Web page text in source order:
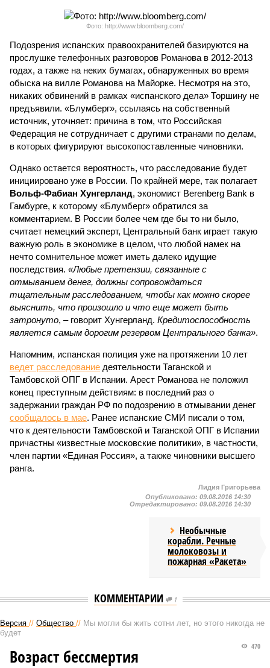
Фото: http://www.bloomberg.com/
Подозрения испанских правоохранителей базируются на
прослушке телефонных разговоров Романова в 2012-2013
годах, а также на неких бумагах, обнаруженных во время
обыска на вилле Романова на Майорке. Несмотря на это,
никаких обвинений в рамках «испанского дела» Торшину не
предъявили. «Блумберг», ссылаясь на собственный
источник, уточняет: причина в том, что Российская
Федерация не сотрудничает с другими странами по делам,
в которых фигурируют высокопоставленные чиновники.
Однако остается вероятность, что расследование будет
инициировано уже в России. По крайней мере, так полагает
Вольф-Фабиан Хунгерланд, экономист Berenberg Bank в
Гамбурге, к которому «Блумберг» обратился за
комментарием. В России более чем где бы то ни было,
считает немецкий эксперт, Центральный банк играет такую
важную роль в экономике в целом, что любой намек на
нечто сомнительное может иметь далеко идущие
последствия. «Любые претензии, связанные с
отмыванием денег, должны сопровождаться
тщательным расследованием, чтобы как можно скорее
выяснить, что произошло и что еще может быть
затронуто, – говорит Хунгерланд. Кредитоспособность
является самым дорогим резервом Центрального банка».
Напомним, испанская полиция уже на протяжении 10 лет
ведет расследование деятельности Таганской и
Тамбовской ОПГ в Испании. Арест Романова не положил
конец преступным действиям: в последний раз о
задержании граждан РФ по подозрению в отмывании денег
сообщалось в мае. Ранее испанские СМИ писали о том,
что к деятельности Тамбовской и Таганской ОПГ в Испании
причастны «известные московские политики», в частности,
член партии «Единая Россия», а также чиновники высшего
ранга.
Лидия Григорьева
Опубликовано: 09.08.2016 14:30
Отредактировано: 09.08.2016 14:30
Необычные
корабли. Речные
молоковозы и
пожарная «Ракета»
КОММЕНТАРИИ 1
Версия // Общество // Мы могли бы жить сотни лет, но этого никогда не
будет
470
Возраст бессмертия